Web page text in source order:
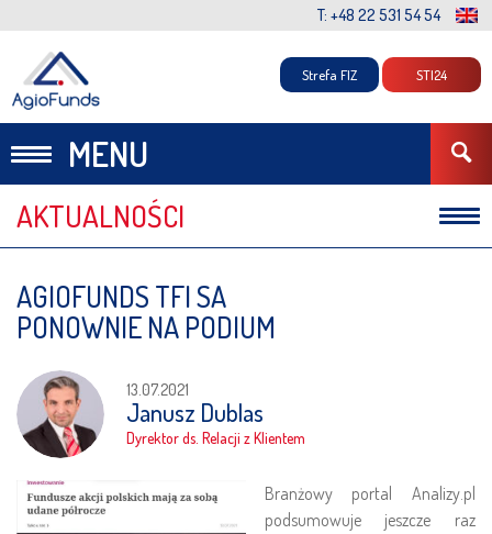
T: +48 22 531 54 54
MENU
Strefa FIZ STI24
AKTUALNOŚCI
Komentarze
AGIOFUNDS TFI SA
PONOWNIE NA PODIUM
13.07.2021
Janusz Dublas
Dyrektor ds. Relacji z Klientem
Branżowy portal Analizy.pl
podsumowuje jeszcze raz